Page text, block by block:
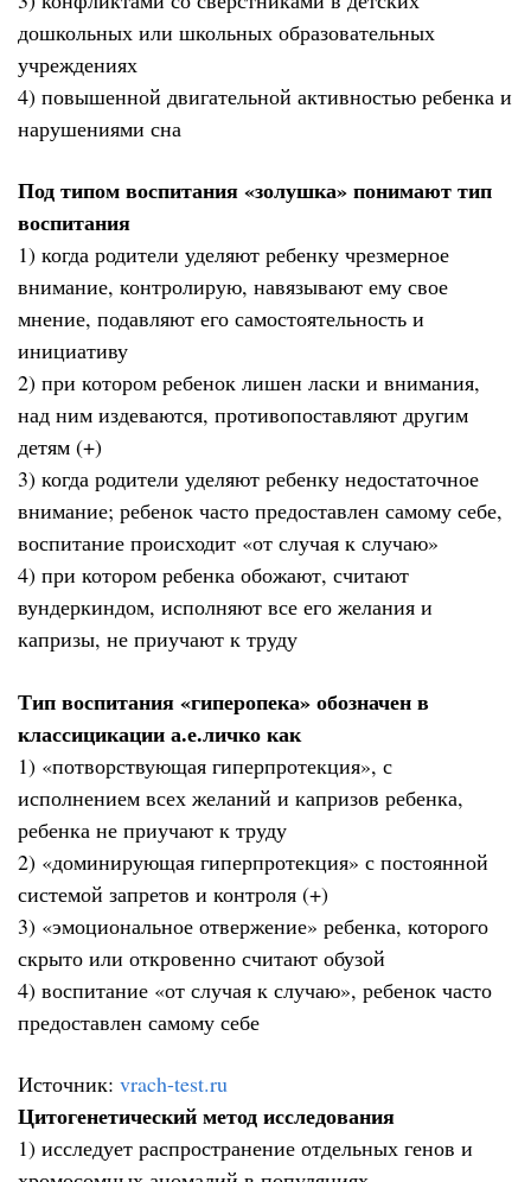
дошкольных или школьных образовательных
учреждениях
4) повышенной двигательной активностью ребенка и
нарушениями сна
Под типом воспитания «золушка» понимают тип
воспитания
1) когда родители уделяют ребенку чрезмерное
внимание, контролирую, навязывают ему свое
мнение, подавляют его самостоятельность и
инициативу
2) при котором ребенок лишен ласки и внимания,
над ним издеваются, противопоставляют другим
детям (+)
3) когда родители уделяют ребенку недостаточное
внимание; ребенок часто предоставлен самому себе,
воспитание происходит «от случая к случаю»
4) при котором ребенка обожают, считают
вундеркиндом, исполняют все его желания и
капризы, не приучают к труду
Тип воспитания «гиперопека» обозначен в
классицикации а.е.личко как
1) «потворствующая гиперпротекция», с
исполнением всех желаний и капризов ребенка,
ребенка не приучают к труду
2) «доминирующая гиперпротекция» с постоянной
системой запретов и контроля (+)
3) «эмоциональное отвержение» ребенка, которого
скрыто или откровенно считают обузой
4) воспитание «от случая к случаю», ребенок часто
предоставлен самому себе
Источник: vrach-test.ru
Цитогенетический метод исследования
1) исследует распространение отдельных генов и